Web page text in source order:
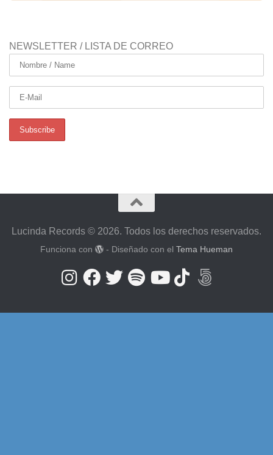
NEWSLETTER / LISTA DE CORREO
Lucinda Records © 2026. Todos los derechos reservados.
Funciona con - Diseñado con el Tema Hueman